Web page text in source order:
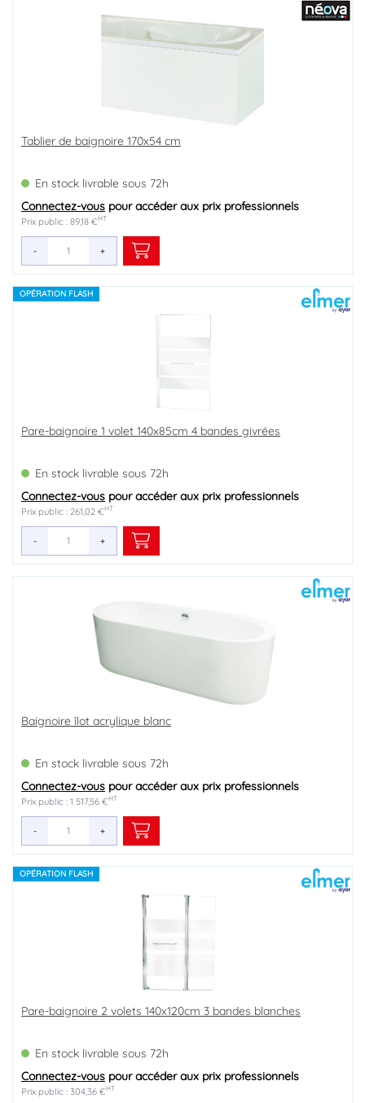
Tablier de baignoire 170x54 cm
En stock livrable sous 72h
Connectez-vous pour accéder aux prix professionnels
Prix public : 89,18 €HT
- +
OPÉRATION FLASH
Pare-baignoire 1 volet 140x85cm 4 bandes givrées
En stock livrable sous 72h
Connectez-vous pour accéder aux prix professionnels
Prix public : 261,02 €HT
- +
Baignoire îlot acrylique blanc
En stock livrable sous 72h
Connectez-vous pour accéder aux prix professionnels
Prix public : 1 517,56 €HT
- +
OPÉRATION FLASH
Pare-baignoire 2 volets 140x120cm 3 bandes blanches
En stock livrable sous 72h
Connectez-vous pour accéder aux prix professionnels
Prix public : 304,36 €HT